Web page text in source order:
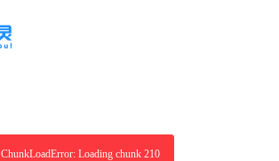
ChunkLoadError: Loading chunk 210